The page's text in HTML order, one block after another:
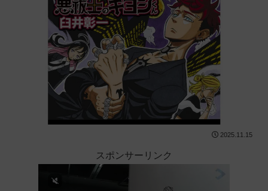
2025.11.15
スポンサーリンク